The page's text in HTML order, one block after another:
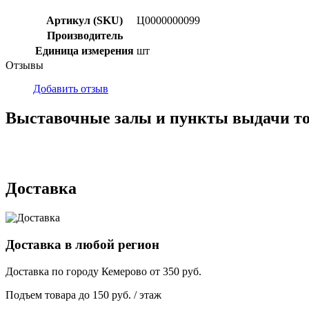
Артикул (SKU)
Ц0000000099
Производитель
Единица измерения шт
Отзывы
Добавить отзыв
Выставочные залы и пункты выдачи
Доставка
Доставка в любой регион
Доставка по городу Кемерово от 350 руб.
Подъем товара до 150 руб. / этаж